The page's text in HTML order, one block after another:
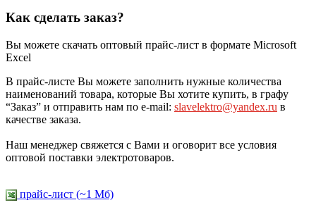
Как сделать заказ?
Вы можете скачать оптовый прайс-лист в формате Microsoft
Excel
В прайс-листе Вы можете заполнить нужные количества
наименований товара, которые Вы хотите купить, в графу
“Заказ” и отправить нам по e-mail: slavelektro@yandex.ru в
качестве заказа.
Наш менеджер свяжется с Вами и оговорит все условия
оптовой поставки электротоваров.
прайс-лист (~1 Мб)